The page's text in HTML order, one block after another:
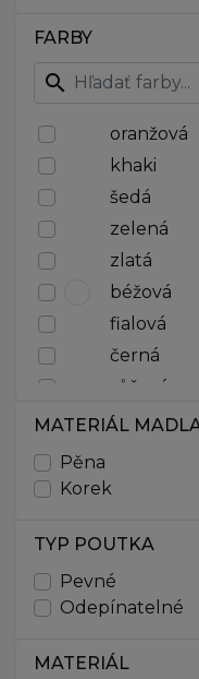
90-125
95-130
105-125
105-140
110-145
115-150
75-100
85-100
FARBY
search
oranžová
khaki
šedá
zelená
zlatá
béžová
fialová
černá
růžová
žlutá
červená
modrá
stříbrná
sttříbrná
MATERIÁL
Pěna
Korek
TYP POUTKA
Pevné
Odepínatelné
MATERIÁL